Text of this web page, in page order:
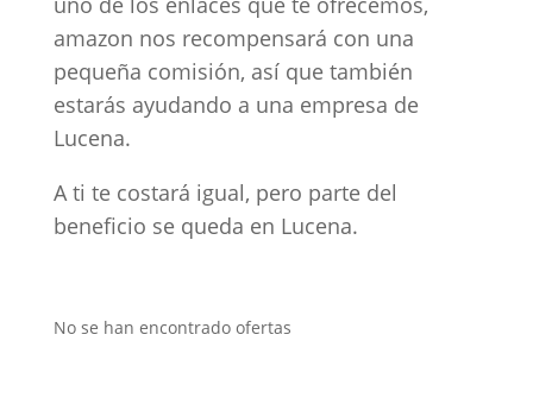
amazon nos recompensará con una
pequeña comisión, así que también
estarás ayudando a una empresa de
Lucena.
A ti te costará igual, pero parte del
beneficio se queda en Lucena.
No se han encontrado ofertas